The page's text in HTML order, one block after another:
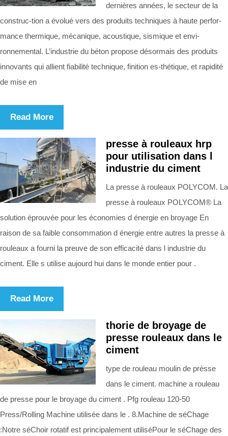
dernières années, le secteur de la
construc-tion a évolué vers des produits techniques à haute perfor-
mance thermique, mécanique, acoustique, sismique et envi-
ronnemental. L’industrie du béton propose désormais des produits
innovants qui allient fiabilité technique, finition es-thétique, et rapidité
de mise en
Read More
presse à rouleaux hrp
pour utilisation dans l
industrie du ciment
La presse à rouleaux POLYCOM. La
presse à rouleaux POLYCOM® La
solution éprouvée pour les économies d énergie en broyage En
raison de sa faible consommation d énergie entre autres la presse à
rouleaux a fourni la preuve de son efficacité dans l industrie du
ciment. Elle s utilise aujourd hui dans le monde entier pour .
Read More
thorie de broyage de
presse rouleaux dans le
ciment
type de rouleau moulin de prèsse
dans le ciment. machine a rouleau
de presse pour le broyage du ciment . Pfg rouleau 120-50
Press/Rolling Machine utilisée dans le . 8.Machine de séChage
:Notre séChoir rotatif est principalement utiliséPour le séChage des